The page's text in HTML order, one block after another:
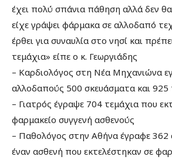
έχει πολύ σπάνια πάθηση αλλά δεν θα
είχε γράψει φάρμακα σε αλλοδαπό
έρθει για συναυλία στο νησί και
τεμάχια» είπε ο κ. Γεωργιάδης
– Καρδιολόγος στη Νέα Μηχανιώνα
αλλοδαπούς 500 σκευάσματα και 925
– Γιατρός έγραψε 704 τεμάχια που
φαρμακείο συγγενή ασθενούς
– Παθολόγος στην Αθήνα έγραφε 362
έναν ασθενή που εκτελέστηκαν σε